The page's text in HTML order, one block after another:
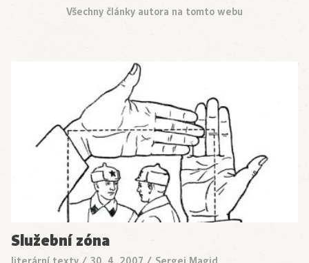
Všechny články autora na tomto webu
Služební zóna